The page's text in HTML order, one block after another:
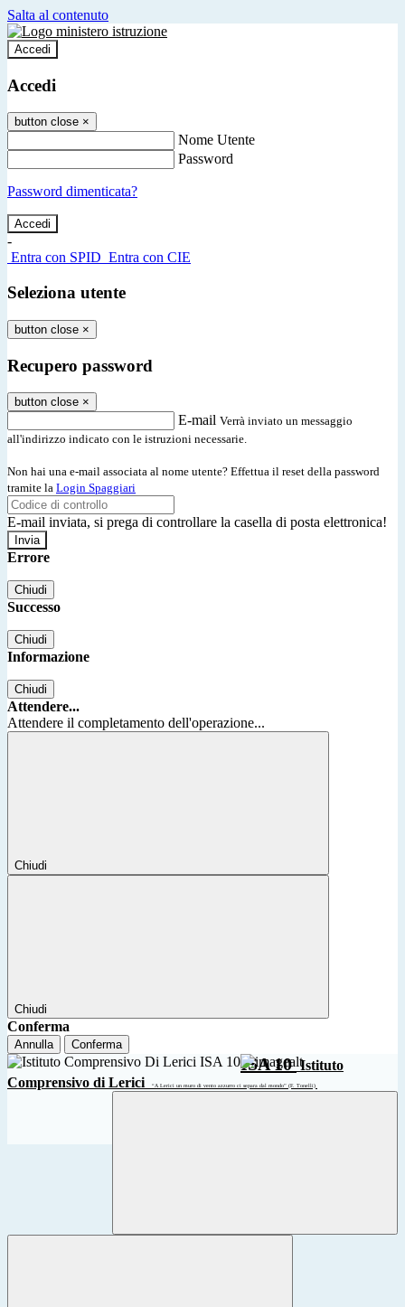
Salta al contenuto
Accedi
Accedi
button close ×
Nome Utente
Password
Password dimenticata?
-
Entra con SPID Entra con CIE
Seleziona utente
button close ×
Recupero password
button close ×
E-mail Verrà inviato un messaggio
all'indirizzo indicato con le istruzioni necessarie.
Non hai una e-mail associata al nome utente? Effettua il reset della password
tramite la Login Spaggiari
E-mail inviata, si prega di controllare la casella di posta elettronica!
Errore
Chiudi
Successo
Chiudi
Informazione
Chiudi
Attendere...
Attendere il completamento dell'operazione...
Chiudi
Chiudi
Conferma
Annulla Conferma
ISA 10 Istituto
Comprensivo di Lerici
“A Lerici un muro di vento azzurro ci separa dal mondo” (F. Tonelli)